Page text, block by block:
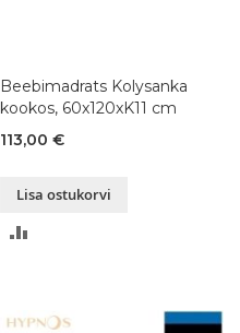
Beebimadrats Kolysanka
kookos, 60x120xK11 cm
113,00 €
Lisa ostukorvi